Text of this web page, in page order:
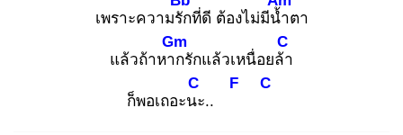
เพราะความรักที่ดี ต้องไม่มีน้ำตา
แล้วถ้าหาก
Gm
รักแล้วเหนื่อยล้า
C
ก็พอเถอะนะ
C
..
F C